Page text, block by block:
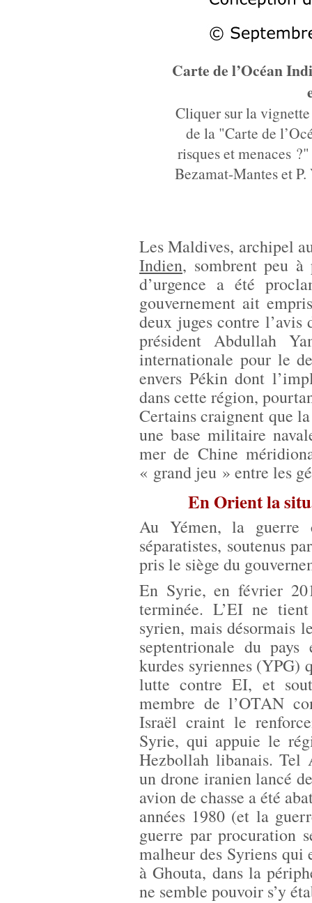
Carte de l’Océan
Cliquer sur la
de la "Carte de
risques et menaces
Bezamat-Mantes et
Les Maldives, archipel
Indien, sombrent peu à
d’urgence a été
gouvernement ait
deux juges contre l’avis
président Abdullah
internationale pour le
envers Pékin dont
dans cette région,
Certains craignent que
une base militaire
mer de Chine
« grand jeu » entre les
En Orient la
Au Yémen, la guerre
séparatistes, soutenus
pris le siège du
En Syrie, en février
terminée. L’EI ne
syrien, mais désormais
septentrionale du
kurdes syriennes (YPG)
lutte contre EI, et
membre de l’OTAN
Israël craint le
Syrie, qui appuie le
Hezbollah libanais. Tel
un drone iranien lancé
avion de chasse a été
années 1980 (et la
guerre par procuration
malheur des Syriens qui
à Ghouta, dans la
ne semble pouvoir s’y